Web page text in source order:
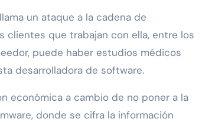
un ataque a la cadena de
clientes que trabajan con ella, entre los
puede haber estudios médicos
desarrolladora de software.
económica a cambio de no poner a la
donde se cifra la información